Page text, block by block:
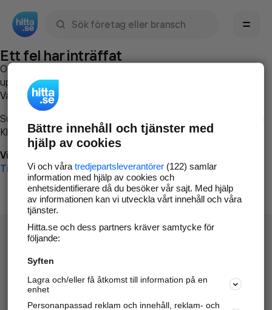
Ett fel har inträffat
Om du vill kan du
uppstod så att vi lättare och snabbare kan avhjälpa det.
Vänligen försök med följande:
Surfa till
Klicka påTillbaka-knappen i webbläsaren och försök igen
Vi beklagar besväret!
Till startsidan
Hitta.se - Gratis nummerupplysning.
Sök företag, personer och platser.
Bättre innehåll och tjänster med
hjälp av cookies
Vi och våra tredjepartsleverantörer(122) samlar
information med hjälp av cookies och
enhetsidentifierare då du besöker vår sajt. Med hjälp
av informationen kan vi utveckla vårt innehåll och våra
tjänster.
Hitta.se och dess partners kräver samtycke för
följande:
Syften
Lagra och/eller få åtkomst till information på en
enhet
Personanpassad reklam och innehåll, reklam- och